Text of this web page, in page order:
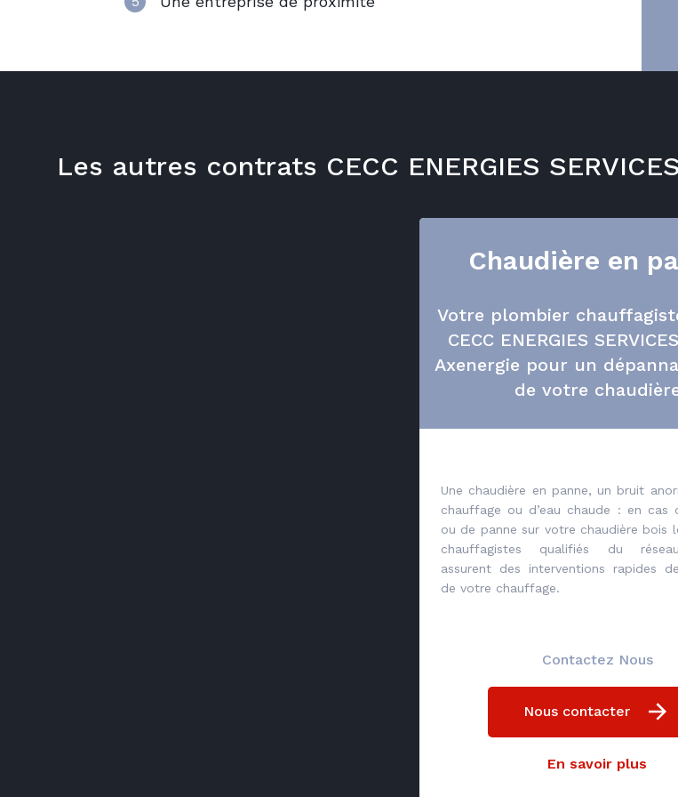
Les autres contrats CECC ENERGIES
Chaudière en
Votre plombier
CECC ENERGIES
Axenergie pour un
de votre
Une chaudière en panne, un bruit
chauffage ou d’eau chaude : en cas
ou de panne sur votre chaudière bois
chauffagistes qualifiés du
assurent des interventions rapides
de votre chauffage.
Contactez Nous
Nous contacter
En savoir plus